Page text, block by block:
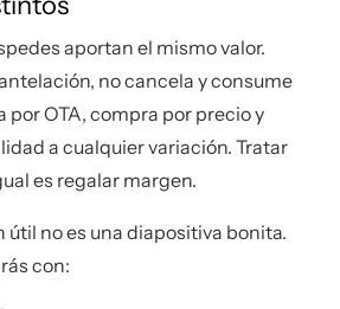
aportan el mismo valor.
no cancela y consume
por OTA, compra por precio y
a cualquier variación. Tratar
es regalar margen.
útil no es una diapositiva bonita.
con: